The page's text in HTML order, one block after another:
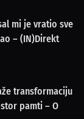
mi je vratio sve
– (IN)Direkt
transformaciju
pamti – O